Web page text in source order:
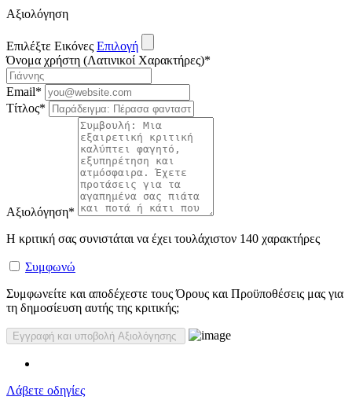
Αξιολόγηση
Επιλέξτε Εικόνες Επιλογή
Όνομα χρήστη (Λατινικοί Χαρακτήρες)*
Email*
Τίτλος*
Αξιολόγηση*
Η κριτική σας συνιστάται να έχει τουλάχιστον 140 χαρακτήρες
Συμφωνώ
Συμφωνείτε και αποδέχεστε τους Όρους και Προϋποθέσεις μας για
τη δημοσίευση αυτής της κριτικής;
Λάβετε οδηγίες